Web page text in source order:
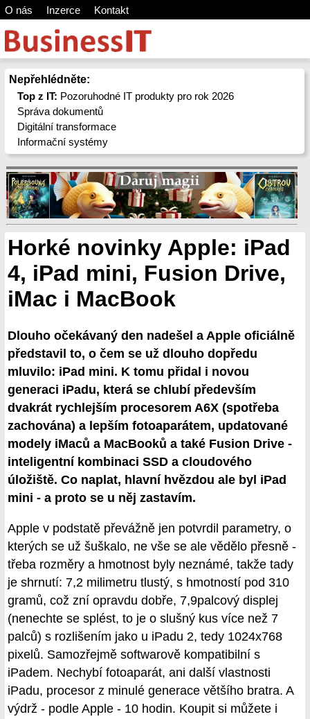
O nás Inzerce Kontakt
Nepřehlédněte:
Top z IT: Pozoruhodné IT produkty pro rok 2026
Správa dokumentů
Digitální transformace
Informační systémy
Horké novinky Apple: iPad
4, iPad mini, Fusion Drive,
iMac i MacBook
Dlouho očekávaný den nadešel a Apple oficiálně
představil to, o čem se už dlouho dopředu
mluvilo: iPad mini. K tomu přidal i novou
generaci iPadu, která se chlubí především
dvakrát rychlejším procesorem A6X (spotřeba
zachována) a lepším fotoaparátem, updatované
modely iMaců a MacBooků a také Fusion Drive -
inteligentní kombinaci SSD a cloudového
úložiště. Co naplat, hlavní hvězdou ale byl iPad
mini - a proto se u něj zastavím.
Apple v podstatě převážně jen potvrdil parametry, o
kterých se už šuškalo, ne vše se ale vědělo přesně -
třeba rozměry a hmotnost byly neznámé, takže tady
je shrnutí: 7,2 milimetru tlustý, s hmotností pod 310
gramů, což zní opravdu dobře, 7,9palcový displej
(nenechte se splést, to je o slušný kus více než 7
palců) s rozlišením jako u iPadu 2, tedy 1024x768
pixelů. Samozřejmě softwarově kompatibilní s
iPadem. Nechybí fotoaparát, ani další vlastnosti
iPadu, procesor z minulé generace většího bratra. A
výdrž - podle Apple - 10 hodin. Koupit si můžete i